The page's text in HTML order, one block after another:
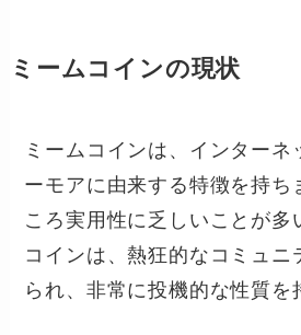
ミームコインの現状
ミームコインは、インターネ
ーモアに由来する特徴を持ち
ころ実用性に乏しいことが多
コインは、熱狂的なコミュニ
られ、非常に投機的な性質を